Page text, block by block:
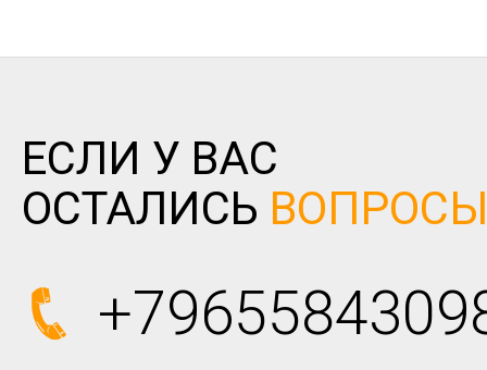
ЕСЛИ У ВАС
ОСТАЛИСЬ